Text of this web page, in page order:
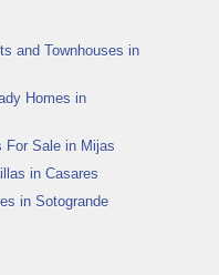
and Townhouses in
Homes in
For Sale in Mijas
in Casares
in Sotogrande